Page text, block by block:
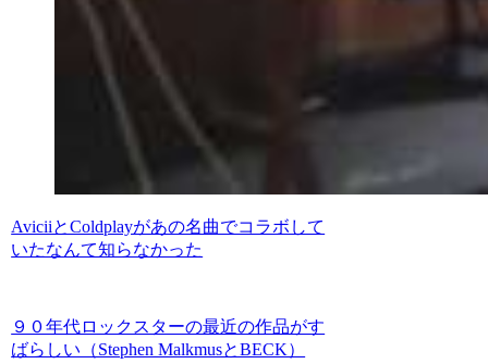
AviciiとColdplayがあの名曲でコラボして
いたなんて知らなかった
９０年代ロックスターの最近の作品がす
ばらしい（Stephen MalkmusとBECK）